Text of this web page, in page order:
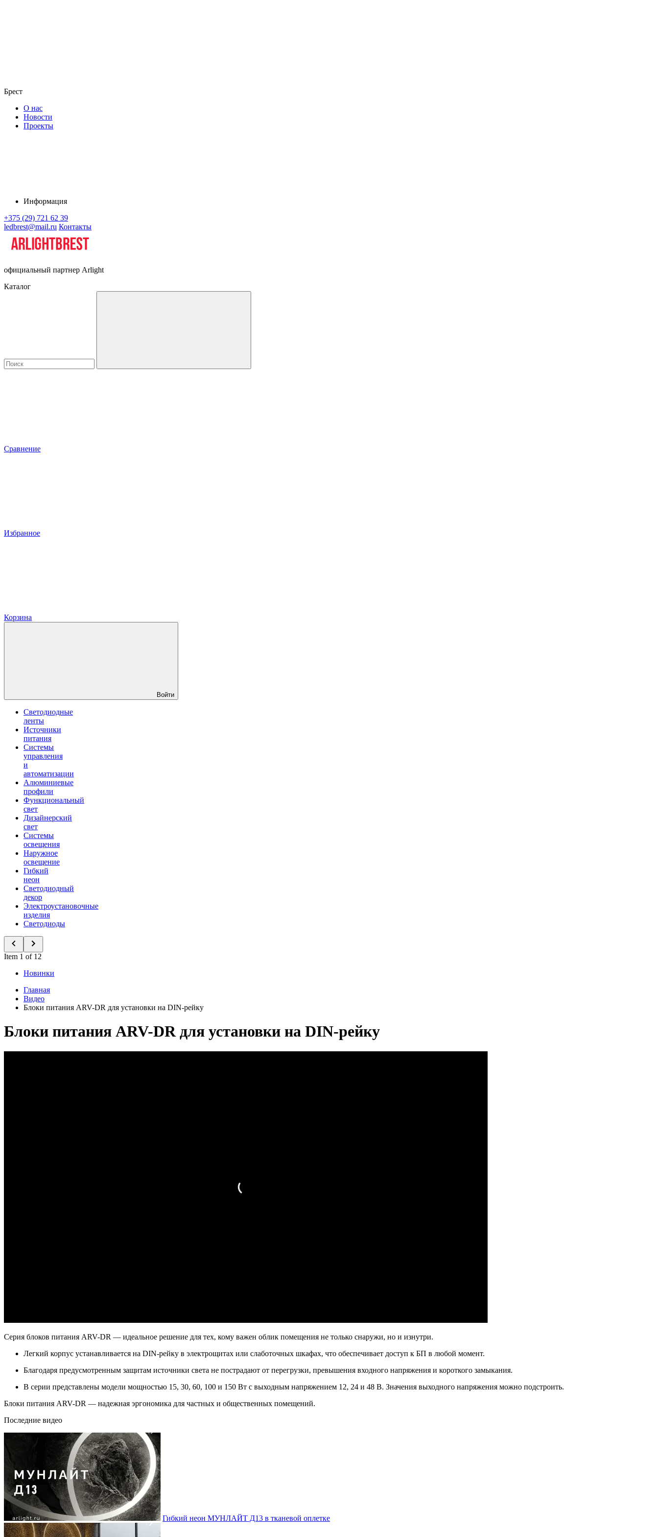
Брест
О нас
Новости
Проекты
Информация
+375 (29) 721 62 39
ledbrest@mail.ru Контакты
официальный партнер Arlight
Каталог
Сравнение
Избранное
Корзина
Войти
Светодиодные
ленты
Источники
питания
Системы
управления
и
автоматизации
Алюминиевые
профили
Функциональный
свет
Дизайнерский
свет
Системы
освещения
Наружное
освещение
Гибкий
неон
Светодиодный
декор
Электроустановочные
изделия
Светодиоды
Item 1 of 12
Новинки
Главная
Видео
Блоки питания ARV-DR для установки на DIN-рейку
Блоки питания ARV-DR для установки на DIN-рейку
Серия блоков питания ARV-DR — идеальное решение для тех, кому важен облик помещения не только снаружи, но и изнутри.
Легкий корпус устанавливается на DIN-рейку в электрощитах или слаботочных шкафах, что обеспечивает доступ к БП в любой момент.
Благодаря предусмотренным защитам источники света не пострадают от перегрузки, превышения входного напряжения и короткого замыкания.
В серии представлены модели мощностью 15, 30, 60, 100 и 150 Вт с выходным напряжением 12, 24 и 48 В. Значения выходного напряжения можно подстроить.
Блоки питания ARV-DR — надежная эргономика для частных и общественных помещений.
Последние видео
Гибкий неон МУНЛАЙТ Д13 в тканевой оплетке